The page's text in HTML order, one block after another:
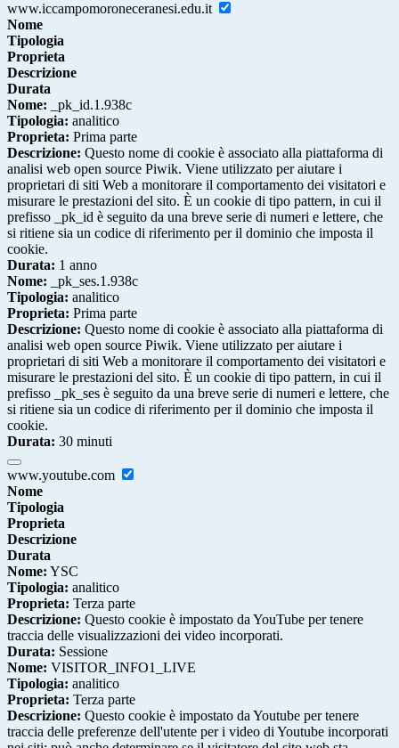
www.iccampomoroneceranesi.edu.it
Nome
Tipologia
Proprieta
Descrizione
Durata
Nome: _pk_id.1.938c
Tipologia: analitico
Proprieta: Prima parte
Descrizione: Questo nome di cookie è associato alla piattaforma di
analisi web open source Piwik. Viene utilizzato per aiutare i
proprietari di siti Web a monitorare il comportamento dei visitatori e
misurare le prestazioni del sito. È un cookie di tipo pattern, in cui il
prefisso _pk_id è seguito da una breve serie di numeri e lettere, che
si ritiene sia un codice di riferimento per il dominio che imposta il
cookie.
Durata: 1 anno
Nome: _pk_ses.1.938c
Tipologia: analitico
Proprieta: Prima parte
Descrizione: Questo nome di cookie è associato alla piattaforma di
analisi web open source Piwik. Viene utilizzato per aiutare i
proprietari di siti Web a monitorare il comportamento dei visitatori e
misurare le prestazioni del sito. È un cookie di tipo pattern, in cui il
prefisso _pk_ses è seguito da una breve serie di numeri e lettere, che
si ritiene sia un codice di riferimento per il dominio che imposta il
cookie.
Durata: 30 minuti
www.youtube.com
Nome
Tipologia
Proprieta
Descrizione
Durata
Nome: YSC
Tipologia: analitico
Proprieta: Terza parte
Descrizione: Questo cookie è impostato da YouTube per tenere
traccia delle visualizzazioni dei video incorporati.
Durata: Sessione
Nome: VISITOR_INFO1_LIVE
Tipologia: analitico
Proprieta: Terza parte
Descrizione: Questo cookie è impostato da Youtube per tenere
traccia delle preferenze dell'utente per i video di Youtube incorporati